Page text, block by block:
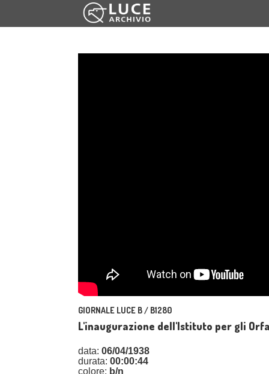
GIORNALE LUCE B / B1280
L'inaugurazione dell'Istituto per gli
data: 06/04/1938
durata: 00:00:44
colore: b/n